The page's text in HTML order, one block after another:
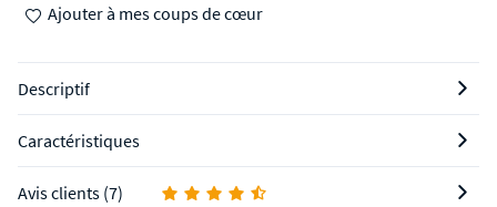
Ajouter à mes coups de cœur
Descriptif
Caractéristiques
Avis clients (7)